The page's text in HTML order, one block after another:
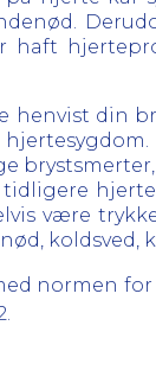
din
tidligere
være
koldsved,
normen